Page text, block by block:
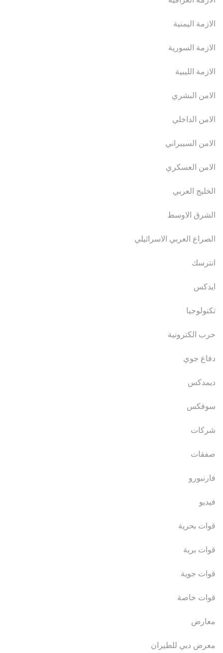
الازمة اليمنية
الازمة السورية
الازمة الليبية
الامن البشري
الامن الداخلي
الامن السيبراني
الامن العسكري
الخليج العربي
الشرق الاوسط
الصراع العربي الاسرائيلي
انترسك
ايدكس
تكنولوجيا
حرب الكترونية
دفاع جوي
ديمدكس
سوفكس
شركات
صفقات
فارنبورو
فيديو
قوات بحرية
قوات برية
قوات جوية
قوات خاصة
معارض
معرض دبي للطيران